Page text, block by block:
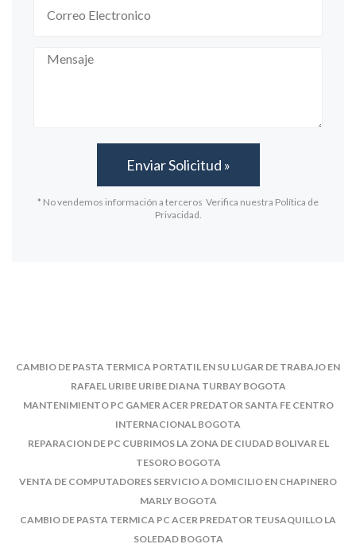
* No vendemos información a terceros Verifica nuestra Política de
Privacidad.
CAMBIO DE PASTA TERMICA PORTATIL EN SU LUGAR DE TRABAJO EN
RAFAEL URIBE URIBE DIANA TURBAY BOGOTA
MANTENIMIENTO PC GAMER ACER PREDATOR SANTA FE CENTRO
INTERNACIONAL BOGOTA
REPARACION DE PC CUBRIMOS LA ZONA DE CIUDAD BOLIVAR EL
TESORO BOGOTA
VENTA DE COMPUTADORES SERVICIO A DOMICILIO EN CHAPINERO
MARLY BOGOTA
CAMBIO DE PASTA TERMICA PC ACER PREDATOR TEUSAQUILLO LA
SOLEDAD BOGOTA